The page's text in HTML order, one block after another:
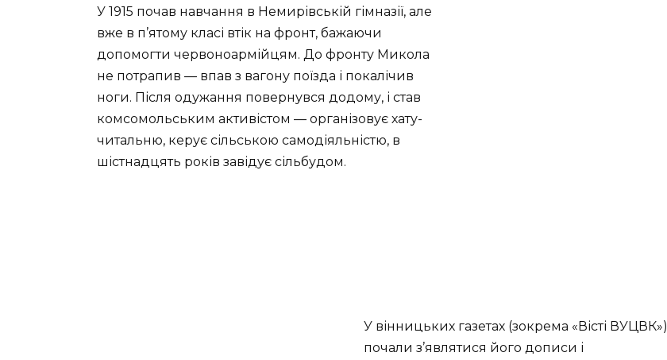
У 1915 почав навчання в Немирівській гімназії, але
вже в п’ятому класі втік на фронт, бажаючи
допомогти червоноармійцям. До фронту Микола
не потрапив — впав з вагону поїзда і покалічив
ноги. Після одужання повернувся додому, і став
комсомольським активістом — організовує хату-
читальню, керує сільською самодіяльністю, в
шістнадцять років завідує сільбудом.
У вінницьких газетах (зокрема «Вісті ВУЦВК»)
почали з’являтися його дописи і